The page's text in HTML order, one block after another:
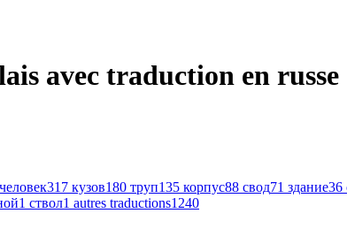
avec traduction en russe
человек317 кузов180 труп135 корпус88 свод71 здание36
1 ствол1 autres traductions1240